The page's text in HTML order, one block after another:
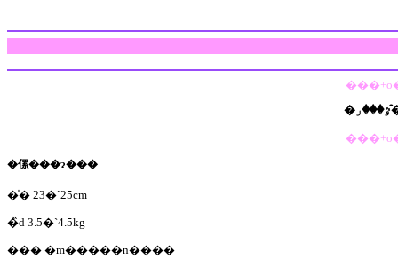
�傫���ɂ���
�̍� 23�`25cm
�̏d 3.5�`4.5kg
��� �m�����n����